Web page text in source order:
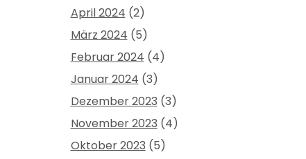
April 2024 (2)
März 2024 (5)
Februar 2024 (4)
Januar 2024 (3)
Dezember 2023 (3)
November 2023 (4)
Oktober 2023 (5)